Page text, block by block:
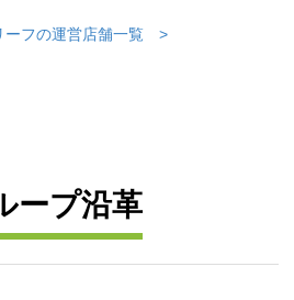
ーフの運営店舗一覧 >
ープ沿革